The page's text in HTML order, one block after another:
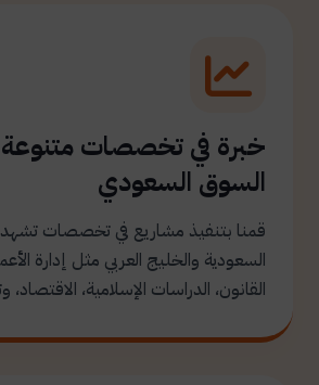
خبرة في تخصصات متنوعة
السوق السعودي
قمنا بتنفيذ مشاريع في تخصصات تشهد
السعودية والخليج العربي مثل إدارة
القانون، الدراسات الإسلامية،